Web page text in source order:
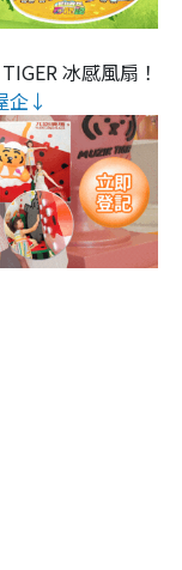
冰感風扇！
企↓